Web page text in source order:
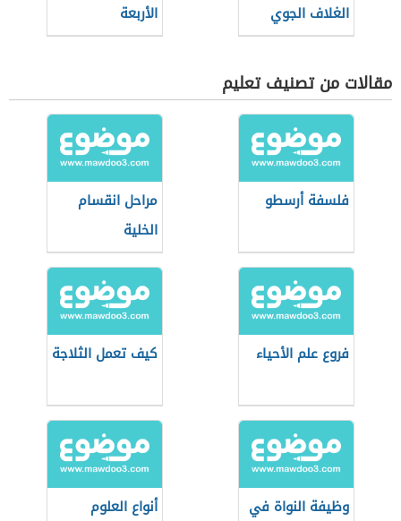
الغلاف الجوي
الأربعة
مقالات من تصنيف تعليم
فلسفة أرسطو
مراحل انقسام
الخلية
فروع علم الأحياء كيف تعمل الثلاجة
وظيفة النواة في
أنواع العلوم